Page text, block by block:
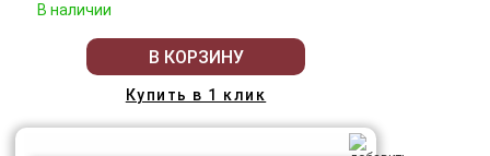
В наличии
В КОРЗИНУ
Купить в 1 клик